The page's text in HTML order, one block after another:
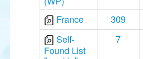
France 309
Self-
Found List
7